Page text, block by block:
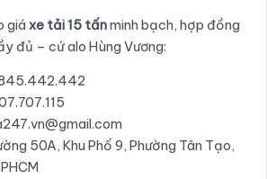
giá xe tải 15 tấnminh bạch, hợp đồng
đủ – cứ alo Hùng Vương:
50A, Khu Phố 9, Phường Tân Tạo,